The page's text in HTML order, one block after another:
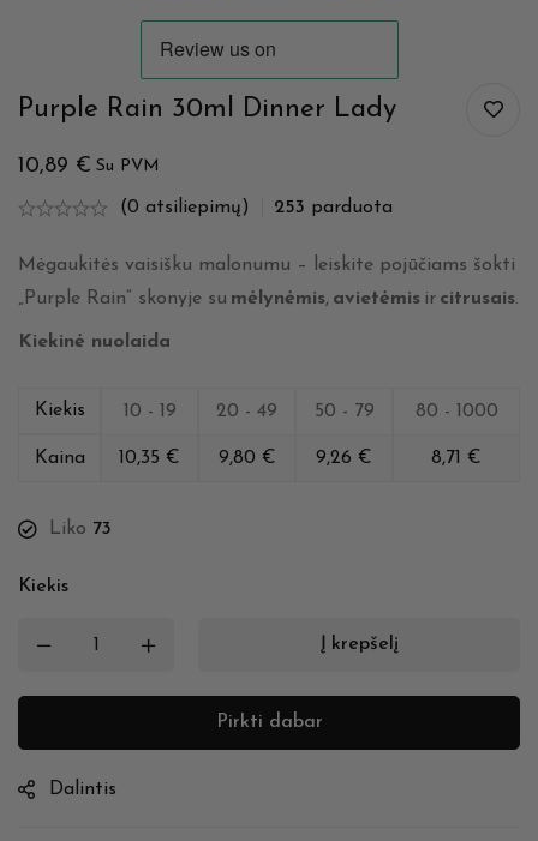
Purple Rain 30ml Dinner Lady
10,89 € Su PVM
(0 atsiliepimų) 253 parduota
Mėgaukitės vaisišku malonumu – leiskite pojūčiams šokti
„Purple Rain“ skonyje su mėlynėmis, avietėmis ir citrusais.
Kiekinė nuolaida
Kiekis 10 - 19 20 - 49 50 - 79 80 - 1000
Kaina 10,35 € 9,80 € 9,26 € 8,71 €
Liko 73
Kiekis
Į krepšelį
Pirkti dabar
Dalintis